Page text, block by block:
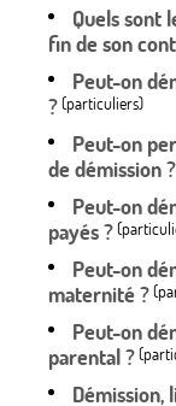
Quels sont
fin de son
Peut-on
?(particuliers)
Peut-on
de démission ?
Peut-on
payés ?
Peut-on
maternité ?
Peut-on
parental ?